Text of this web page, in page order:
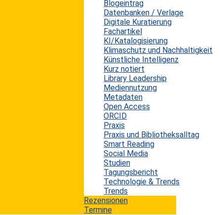
Blogeintrag
Datenbanken / Verlage
Digitale Kuratierung
Fachartikel
KI/Katalogisierung
Klimaschutz und Nachhaltigkeit
Künstliche Intelligenz
Kurz notiert
Library Leadership
Mediennutzung
Metadaten
Open Access
ORCID
Praxis
Praxis und Bibliotheksalltag
Smart Reading
Social Media
Studien
Tagungsbericht
Technologie & Trends
Trends
Rezensionen
Termine
OCLC-Studie: Die Bibliothek neu denken
14. Oktober 2023
Die Welt befindet sich einem in der bisherigen
Menschheitsgeschichte vielleicht noch nicht
gesehenen Veränderungsprozess. Digitalisierung,
Künstliche Intelligenz (KI), Klimawandel etc. sind nur
einige der Einflussfaktoren, die die bestehenden
Rahmenbedingungen nachhaltig verändern. Betroffen
davon sind auch Bibliotheken und andere
Informationseinrichtungen, die sich diesen
Entwicklungen genauso wenig entziehen können wie
Unternehmen aus der Privatwirtschaft. In einem
Die globale Forschungslandschaft im